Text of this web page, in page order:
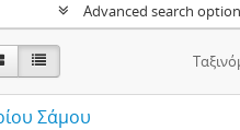
Advanced search
Σάμου